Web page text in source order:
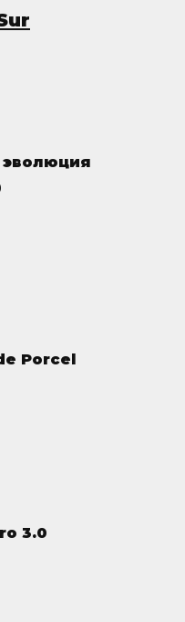
эволюция
Porcel
3.0